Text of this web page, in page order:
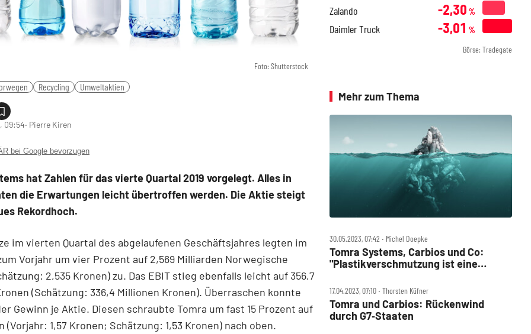
Foto: Shutterstock
Recycling Umweltaktien
09:54‧ Pierre Kiren
bei Google bevorzugen
hat Zahlen für das vierte Quartal 2019 vorgelegt. Alles in
die Erwartungen leicht übertroffen werden. Die Aktie steigt
Rekordhoch.
im vierten Quartal des abgelaufenen Geschäftsjahres legten im
Vorjahr um vier Prozent auf 2,569 Milliarden Norwegische
2,535 Kronen) zu. Das EBIT stieg ebenfalls leicht auf 356,7
(Schätzung: 336,4 Millionen Kronen). Überraschen konnte
Gewinn je Aktie. Diesen schraubte Tomra um fast 15 Prozent auf
(Vorjahr: 1,57 Kronen; Schätzung: 1,53 Kronen) nach oben.
Zalando -2,30 %
Daimler Truck -3,01 %
Börse: Tradegate
Mehr zum Thema
30.05.2023, 07:42 ‧ Michel Doepke
Tomra Systems, Carbios und Co:
"Plastikverschmutzung ist eine
17.04.2023, 07:10 ‧ Thorsten Küfner
Tomra und Carbios: Rückenwind
durch G7‑Staaten